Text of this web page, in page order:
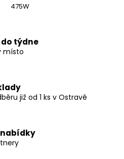
475W
týdne
místo
již od 1 ks v Ostravě